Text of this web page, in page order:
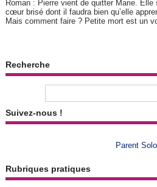
Roman : Pierre vient de quitter Marie.
cœur brisé dont il faudra bien qu’elle
Mais comment faire ? Petite mort est un
Recherche
Suivez-nous !
Parent Solo
Rubriques pratiques